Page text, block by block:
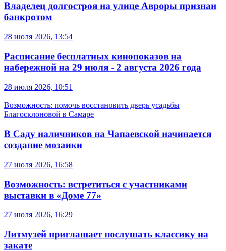
Владелец долгостроя на улице Авроры признан
банкротом
28 июля 2026, 13:54
Расписание бесплатных кинопоказов на
набережной на 29 июля - 2 августа 2026 года
28 июля 2026, 10:51
Возможность: помочь восстановить дверь усадьбы
Благосклоновой в Самаре
В Саду наличников на Чапаевской начинается
создание мозаики
27 июля 2026, 16:58
Возможность: встретиться с участниками
выставки в «Доме 77»
27 июля 2026, 16:29
Литмузей приглашает послушать классику на
закате